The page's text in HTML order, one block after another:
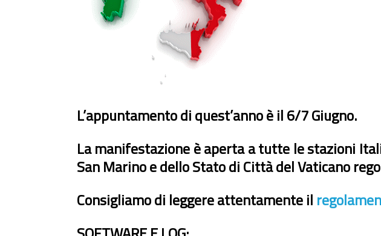
L’appuntamento di quest’anno è il 6/7 Giugno.
La manifestazione è aperta a tutte le stazioni
San Marino e dello Stato di Città del Vaticano
Consigliamo di leggere attentamente il